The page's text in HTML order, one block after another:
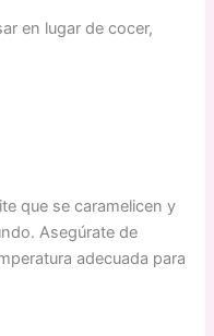
en lugar de cocer,
que se caramelicen y
Asegúrate de
adecuada para